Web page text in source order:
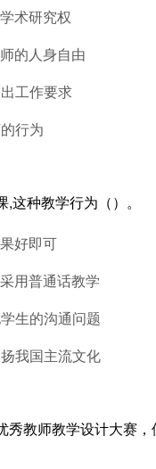
术研究权
的人身自由
工作要求
行为
这种教学行为（）。
好即可
用普通话教学
生的沟通问题
我国主流文化
秀教师教学设计大赛